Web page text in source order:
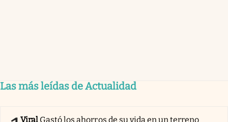
Las más leídas de Actualidad
Viral Gastó los ahorros de su vida en un terreno